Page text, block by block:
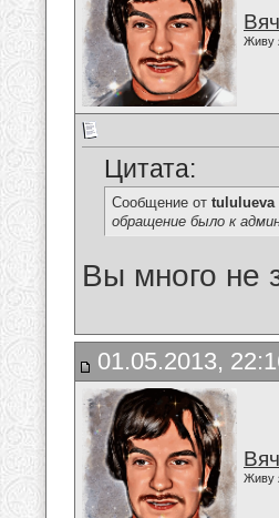
Живу
Цитата:
Сообщение от tululueva
обращение было к
Вы много не
01.05.2013,
Живу